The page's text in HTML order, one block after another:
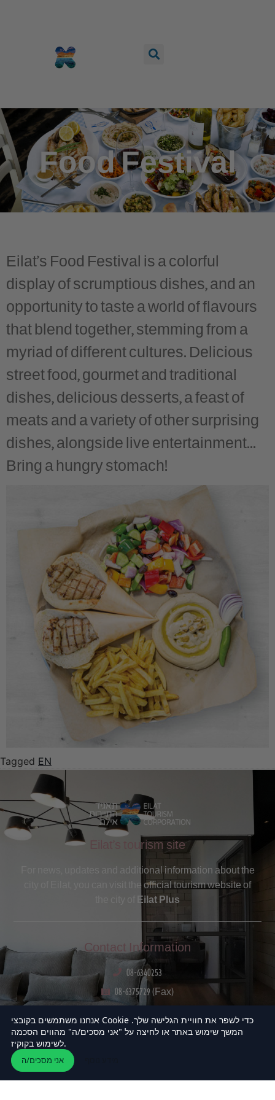
Food Festival
Eilat’s Food Festival is a colorful
display of scrumptious dishes, and an
opportunity to taste a world of flavours
that blend together, stemming from a
myriad of different cultures. Delicious
street food, gourmet and traditional
dishes, delicious desserts, a feast of
meats and a variety of other surprising
dishes, alongside live entertainment…..
Bring a hungry stomach!
Tagged EN
Eilat's tourism site
For news, updates and additional information about the
city of Eilat, you can visit the official tourism website of
Eilat Plus
Contact Information
08-6340253
08-6375729 (Fax)
P.O. 4298
אנחנו משתמשים בקובצי Cookie כדי לשפר את חוויית הגלישה שלך.
המשך שימוש באתר או לחיצה על "אני מסכים/ה" מהווים הסכמה
לשימוש בקוקיז.
אני מסכים/ה
בעת השימוש באתר אנו עושים שימוש ב״עוגיות״
במדיניות הפרטיות